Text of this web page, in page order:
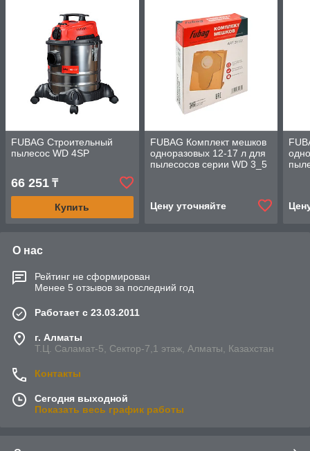
FUBAG Строительный
пылесос WD 4SP
66 251 ₸
Купить
FUBAG Комплект мешков
одноразовых 12-17 л для
пылесосов серии WD 3_5
Цену уточняйте
О нас
Рейтинг не сформирован
Менее 5 отзывов за последний год
Работает с 23.03.2011
г. Алматы
Т.Ц. Саламат-5, Cектор-7,1 этаж, Алматы, Казахстан
Контакты
Сегодня выходной
Показать весь график работы